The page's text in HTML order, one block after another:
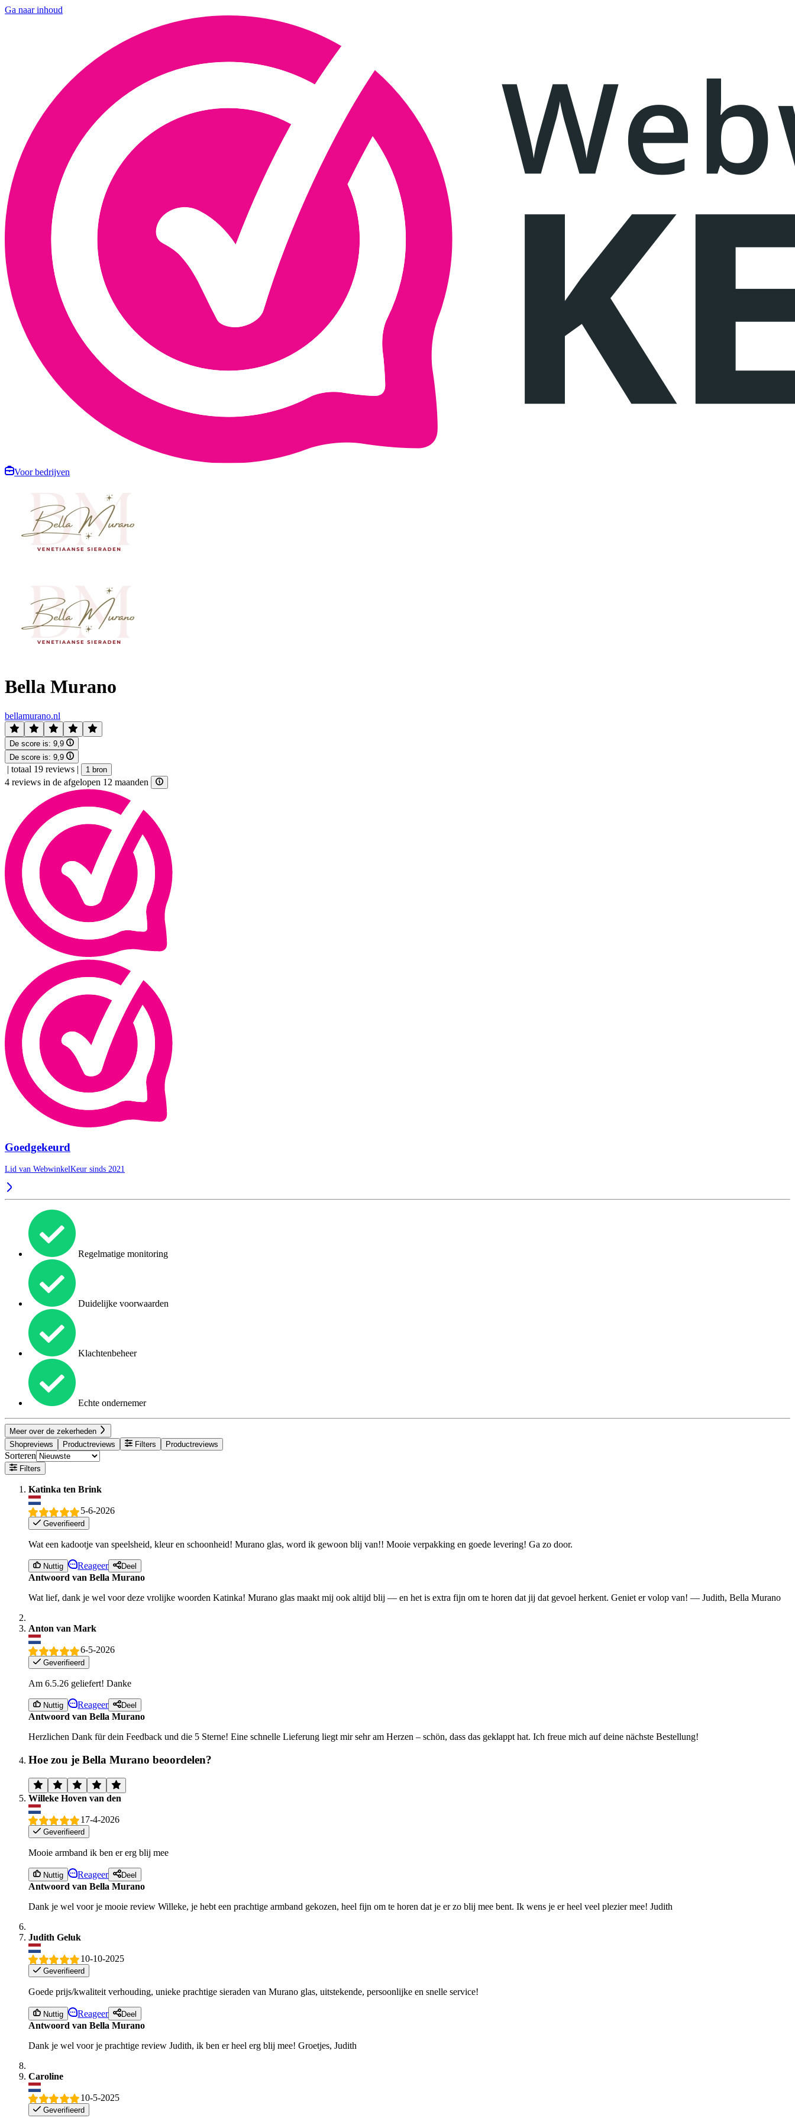
Ga naar inhoud
Voor bedrijven
Bella Murano
bellamurano.nl
De score is: 9,9
De score is: 9,9
| totaal 19 reviews | 1 bron
4 reviews in de afgelopen 12 maanden
Goedgekeurd
Lid van WebwinkelKeur sinds 2021
Regelmatige monitoring
Duidelijke voorwaarden
Klachtenbeheer
Echte ondernemer
Meer over de zekerheden
Shopreviews
Productreviews Filters Productreviews
Sorteren
Filters
Katinka ten Brink
5-6-2026
Geverifieerd
Wat een kadootje van speelsheid, kleur en schoonheid! Murano glas, word ik gewoon blij van!! Mooie verpakking en goede levering! Ga zo door.
Nuttig Reageer Deel
Antwoord van Bella Murano
Wat lief, dank je wel voor deze vrolijke woorden Katinka! Murano glas maakt mij ook altijd blij — en het is extra fijn om te horen dat jij dat gevoel herkent. Geniet er volop van! — Judith, Bella Murano
Anton van Mark
6-5-2026
Geverifieerd
Am 6.5.26 geliefert! Danke
Nuttig Reageer Deel
Antwoord van Bella Murano
Herzlichen Dank für dein Feedback und die 5 Sterne! Eine schnelle Lieferung liegt mir sehr am Herzen – schön, dass das geklappt hat. Ich freue mich auf deine nächste Bestellung!
Hoe zou je Bella Murano beoordelen?
Willeke Hoven van den
17-4-2026
Geverifieerd
Mooie armband ik ben er erg blij mee
Nuttig Reageer Deel
Antwoord van Bella Murano
Dank je wel voor je mooie review Willeke, je hebt een prachtige armband gekozen, heel fijn om te horen dat je er zo blij mee bent. Ik wens je er heel veel plezier mee! Judith
Judith Geluk
10-10-2025
Geverifieerd
Goede prijs/kwaliteit verhouding, unieke prachtige sieraden van Murano glas, uitstekende, persoonlijke en snelle service!
Nuttig Reageer Deel
Antwoord van Bella Murano
Dank je wel voor je prachtige review Judith, ik ben er heel erg blij mee! Groetjes, Judith
Caroline
10-5-2025
Geverifieerd